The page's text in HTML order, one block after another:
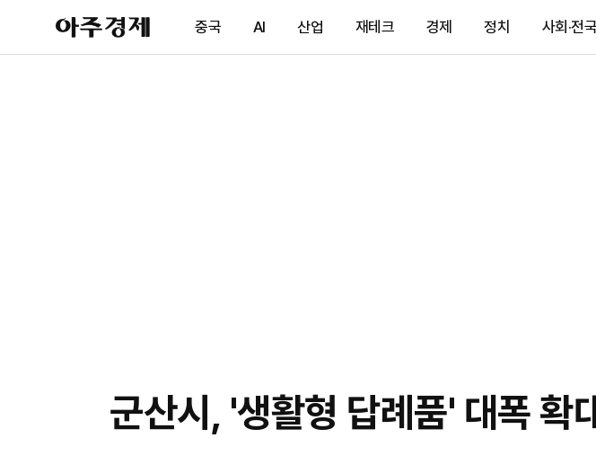
아
주
제
중국 AI 산업 재테크 경제 정치 사회·전국
군산시, '생활형 답례품' 대폭